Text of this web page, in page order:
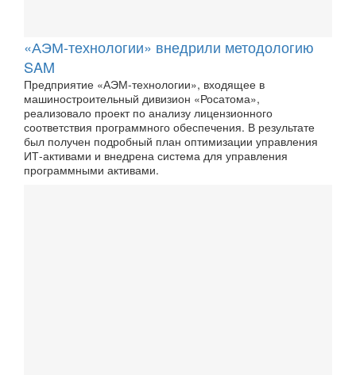
«АЭМ-технологии» внедрили методологию
SAM
Предприятие «АЭМ-технологии», входящее в
машиностроительный дивизион «Росатома»,
реализовало проект по анализу лицензионного
соответствия программного обеспечения. В результате
был получен подробный план оптимизации управления
ИТ-активами и внедрена система для управления
программными активами.